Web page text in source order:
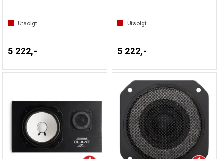
Utsolgt
5 222,-
Utsolgt
5 222,-